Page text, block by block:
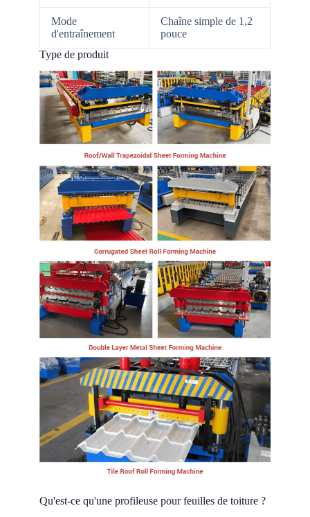
Mode
d'entraînement
Chaîne simple de 1,2
pouce
Type de produit
Qu'est-ce qu'une profileuse pour feuilles de toiture ?